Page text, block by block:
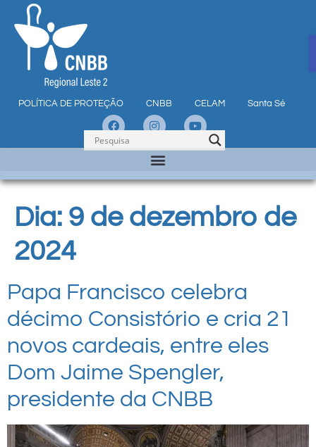
POLÍTICA DE PROTEÇÃO CNBB CELAM Santa Sé
Dia: 9 de dezembro de
2024
Papa Francisco celebra
décimo Consistório e cria 21
novos cardeais, entre eles
Dom Jaime Spengler,
presidente da CNBB